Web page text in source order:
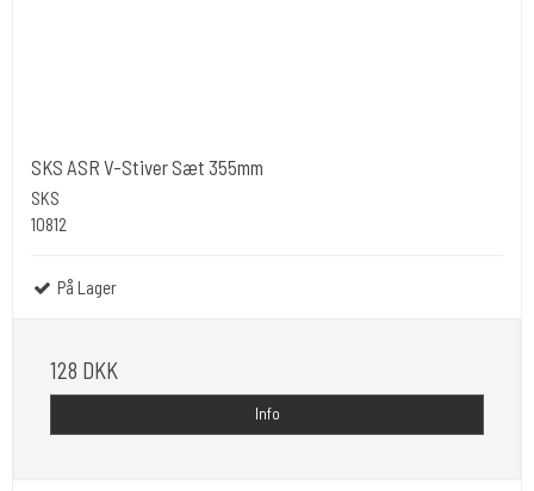
SKS ASR V-Stiver Sæt 355mm
SKS
10812
På Lager
128 DKK
Info